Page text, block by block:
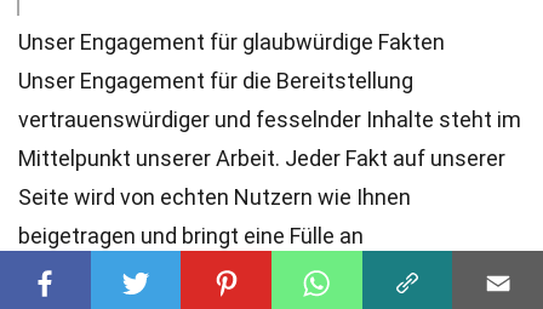
Unser Engagement für glaubwürdige Fakten
Unser Engagement für die Bereitstellung
vertrauenswürdiger und fesselnder Inhalte steht im
Mittelpunkt unserer Arbeit. Jeder Fakt auf unserer
Seite wird von echten Nutzern wie Ihnen
beigetragen und bringt eine Fülle an
unterschiedlichen Einblicken und Informationen mit